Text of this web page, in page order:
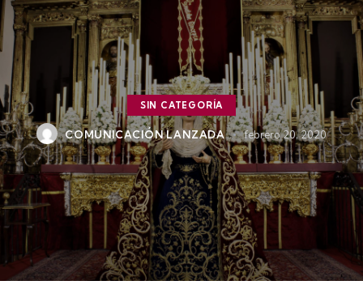
SIN CATEGORÍA
COMUNICACIÓN LANZADA febrero 20, 2020